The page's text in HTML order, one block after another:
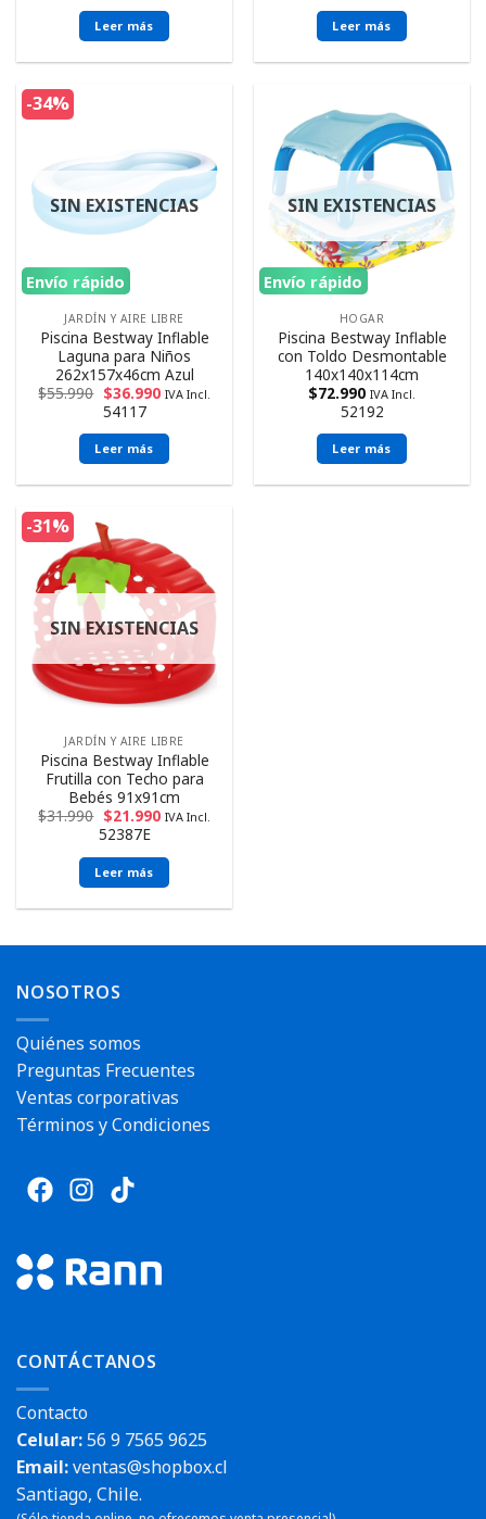
Leer más Leer más
-34%
Envío rápido
SIN EXISTENCIAS
JARDÍN Y AIRE LIBRE
Piscina Bestway Inflable
Laguna para Niños
262x157x46cm Azul
$55.990 $36.990 IVA Incl.
54117
Leer más
Envío rápido
SIN EXISTENCIAS
HOGAR
Piscina Bestway Inflable
con Toldo Desmontable
140x140x114cm
$72.990 IVA Incl.
52192
Leer más
-31%
SIN EXISTENCIAS
JARDÍN Y AIRE LIBRE
Piscina Bestway Inflable
Frutilla con Techo para
Bebés 91x91cm
$31.990 $21.990 IVA Incl.
52387E
Leer más
NOSOTROS
Quiénes somos
Preguntas Frecuentes
Ventas corporativas
Términos y Condiciones
CONTÁCTANOS
Contacto
Celular:56 9 7565 9625
Email:ventas@shopbox.cl
Santiago, Chile.